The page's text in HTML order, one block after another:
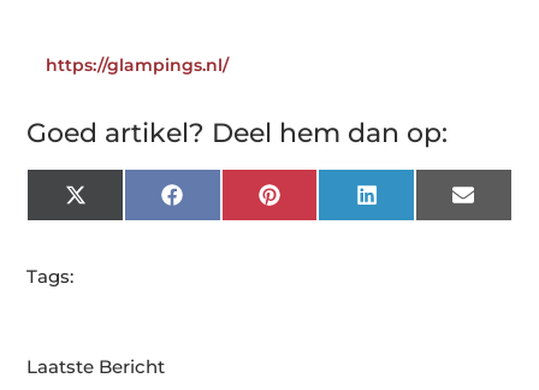
https://glampings.nl/
Goed artikel? Deel hem dan op:
X
(Twitter)
FacebookPinterest LinkedIn Email
Tags:
Laatste Bericht